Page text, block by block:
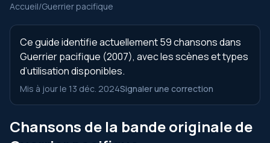
Accueil/Guerrier pacifique
Ce guide identifie actuellement 59 chansons dans
Guerrier pacifique (2007), avec les scènes et types
d’utilisation disponibles.
Mis à jour le 13 déc. 2024Signaler une correction
Chansons de la bande originale de